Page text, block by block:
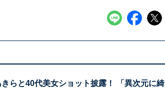
らと40代美女ショット披露！ 「異次元に綺